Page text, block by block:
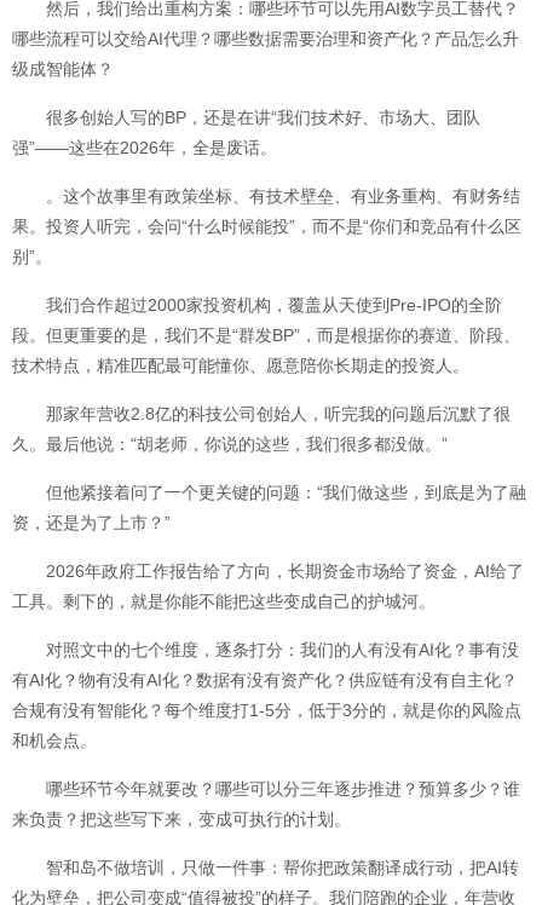
然后，我们给出重构方案：哪些环节可以先用AI数字员工替代？
哪些流程可以交给AI代理？哪些数据需要治理和资产化？产品怎么升
级成智能体？
很多创始人写的BP，还是在讲“我们技术好、市场大、团队
强”——这些在2026年，全是废话。
。这个故事里有政策坐标、有技术壁垒、有业务重构、有财务结
果。投资人听完，会问“什么时候能投”，而不是“你们和竞品有什么区
别”。
我们合作超过2000家投资机构，覆盖从天使到Pre-IPO的全阶
段。但更重要的是，我们不是“群发BP”，而是根据你的赛道、阶段、
技术特点，精准匹配最可能懂你、愿意陪你长期走的投资人。
那家年营收2.8亿的科技公司创始人，听完我的问题后沉默了很
久。最后他说：“胡老师，你说的这些，我们很多都没做。”
但他紧接着问了一个更关键的问题：“我们做这些，到底是为了融
资，还是为了上市？”
2026年政府工作报告给了方向，长期资金市场给了资金，AI给了
工具。剩下的，就是你能不能把这些变成自己的护城河。
对照文中的七个维度，逐条打分：我们的人有没有AI化？事有没
有AI化？物有没有AI化？数据有没有资产化？供应链有没有自主化？
合规有没有智能化？每个维度打1-5分，低于3分的，就是你的风险点
和机会点。
哪些环节今年就要改？哪些可以分三年逐步推进？预算多少？谁
来负责？把这些写下来，变成可执行的计划。
智和岛不做培训，只做一件事：帮你把政策翻译成行动，把AI转
化为壁垒，把公司变成“值得被投”的样子。我们陪跑的企业，年营收